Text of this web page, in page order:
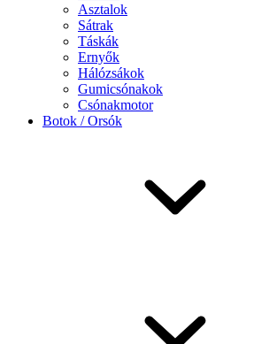
Asztalok
Sátrak
Táskák
Ernyők
Hálózsákok
Gumicsónakok
Csónakmotor
Botok / Orsók